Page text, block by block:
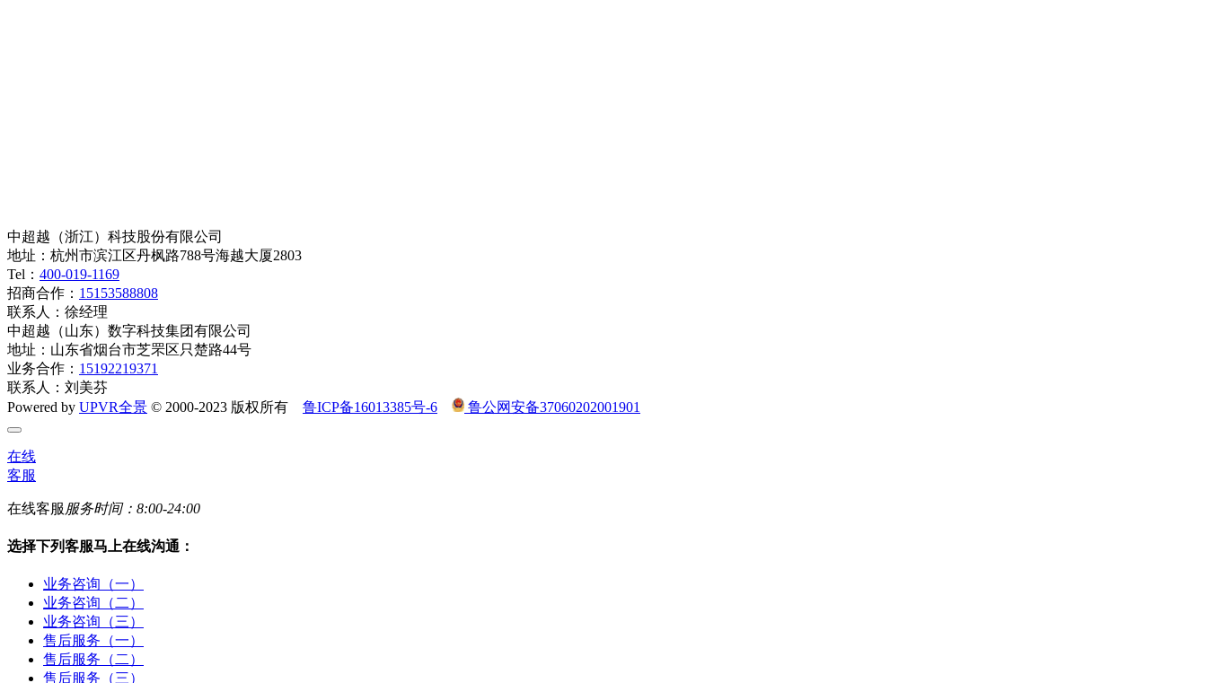
中超越（浙江）科技股份有限公司
地址：杭州市滨江区丹枫路788号海越大厦2803
Tel： 400-019-1169
招商合作： 15153588808
联系人：徐经理
中超越（山东）数字科技集团有限公司
地址：山东省烟台市芝罘区只楚路44号
业务合作： 15192219371
联系人：刘美芬
Powered by UPVR全景 © 2000-2023 版权所有 鲁ICP备16013385号-6 鲁公网安备37060202001901
在线
客服
在线客服 服务时间：8:00-24:00
选择下列客服马上在线沟通：
业务咨询（一）
业务咨询（二）
业务咨询（三）
售后服务（一）
售后服务（二）
售后服务（三）